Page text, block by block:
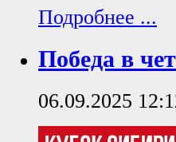
Подробнее ...
Победа в
06.09.2025